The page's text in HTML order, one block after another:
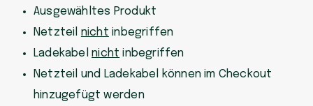
Ausgewähltes Produkt
Netzteil nicht inbegriffen
Ladekabelnicht inbegriffen
Netzteil und Ladekabel können im Checkout
hinzugefügt werden